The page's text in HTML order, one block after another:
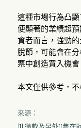
這種市場行為凸
便顯著的業績超
資者而言，強勁
脫節，可能會在
票中創造買入機會
本文僅供參考，
來源：
[1] 微軟及另外11隻